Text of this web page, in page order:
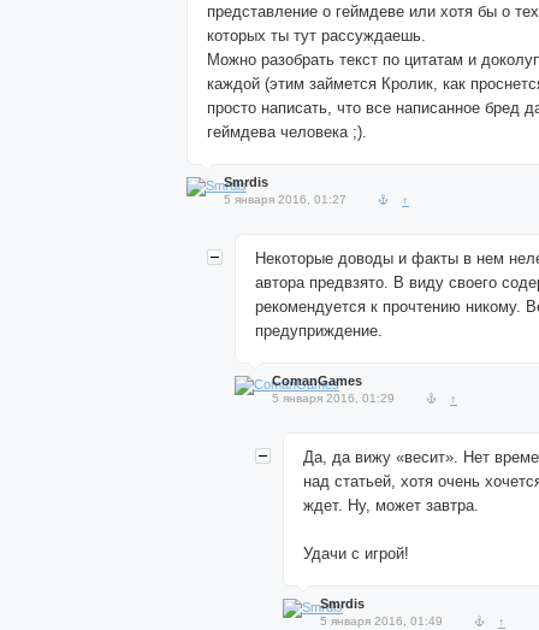
представление о геймдеве или хотя бы о
которых ты тут рассуждаешь.
Можно разобрать текст по цитатам и
каждой (этим займется Кролик, как
просто написать, что все написанное бред
геймдева человека ;).
Smrdis
5 января 2016, 01:27 ↑
Некоторые доводы и факты в нем
автора предвзято. В виду своего
рекомендуется к прочтению никому.
предуприждение.
ComanGames
5 января 2016, 01:29 ↑
Да, да вижу «весит». Нет
над статьей, хотя очень
ждет. Ну, может завтра.
Удачи с игрой!
Smrdis
5 января 2016, 01:49 ↑